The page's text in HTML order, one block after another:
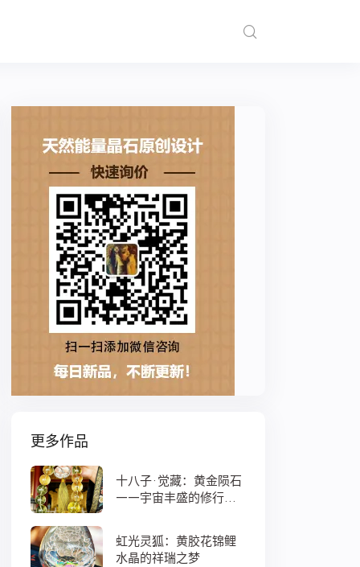
更多作品
十八子·觉藏：黄金陨石
——宇宙丰盛的修行之
虹光灵狐：黄胶花锦鲤
水晶的祥瑞之梦